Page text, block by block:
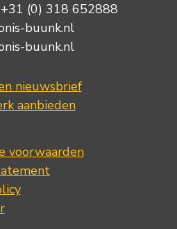
+31 (0) 318 652888
buunk.nl
buunk.nl
nieuwsbrief
aanbieden
voorwaarden